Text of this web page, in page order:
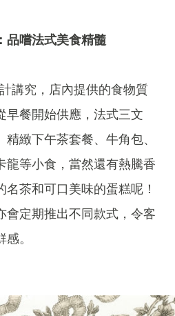
品嚐法式美食精髓
講究，店內提供的食物質
早餐開始供應，法式三文
緻下午茶套餐、牛角包、
龍等小食，當然還有熱騰香
茶和可口美味的蛋糕呢！
會定期推出不同款式，令客
。